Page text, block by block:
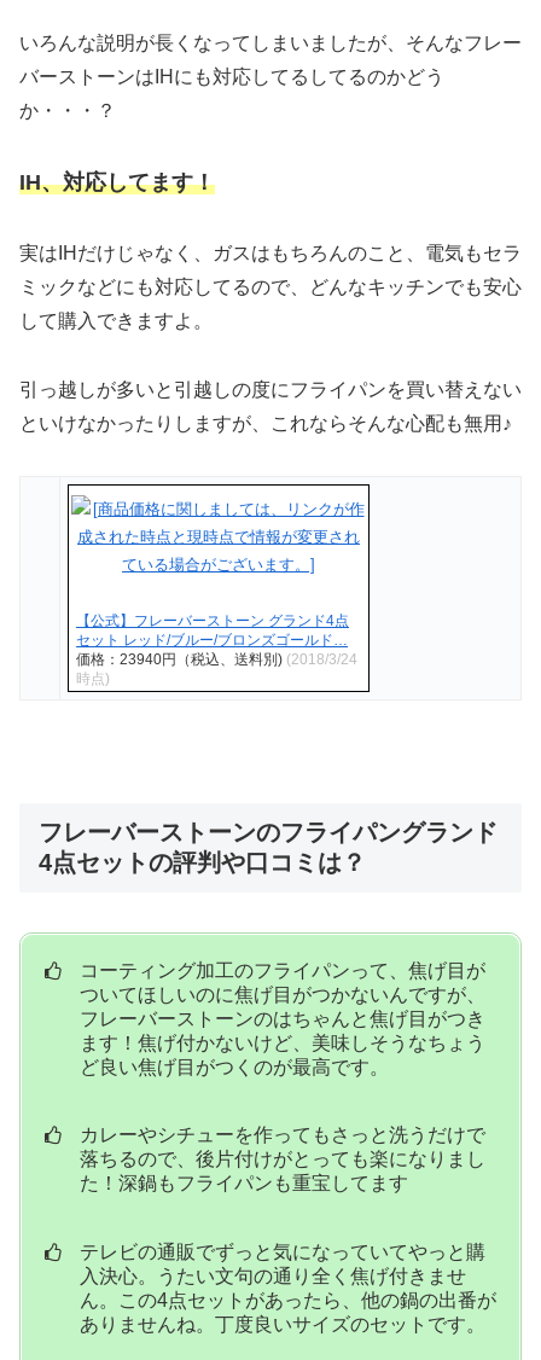
いろんな説明が長くなってしまいましたが、そんなフレー
バーストーンはIHにも対応してるしてるのかどう
か・・・？
IH、対応してます！
実はIHだけじゃなく、ガスはもちろんのこと、電気もセラ
ミックなどにも対応してるので、どんなキッチンでも安心
して購入できますよ。
引っ越しが多いと引越しの度にフライパンを買い替えない
といけなかったりしますが、これならそんな心配も無用♪
【公式】フレーバーストーン グランド4点
セット レッド/ブルー/ブロンズゴールド…
価格：23940円（税込、送料別) (2018/3/24
時点)
フレーバーストーンのフライパングランド
4点セットの評判や口コミは？
コーティング加工のフライパンって、焦げ目が
ついてほしいのに焦げ目がつかないんですが、
フレーバーストーンのはちゃんと焦げ目がつき
ます！焦げ付かないけど、美味しそうなちょう
ど良い焦げ目がつくのが最高です。
カレーやシチューを作ってもさっと洗うだけで
落ちるので、後片付けがとっても楽になりまし
た！深鍋もフライパンも重宝してます
テレビの通販でずっと気になっていてやっと購
入決心。うたい文句の通り全く焦げ付きませ
ん。この4点セットがあったら、他の鍋の出番が
ありませんね。丁度良いサイズのセットです。